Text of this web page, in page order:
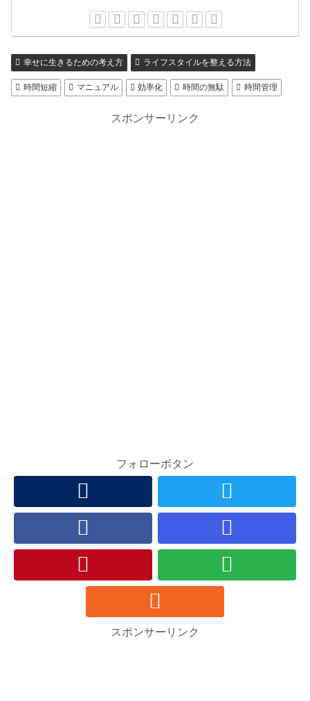
幸せに生きるための考え方 ライフスタイルを整える方法
時間短縮 マニュアル 効率化 時間の無駄 時間管理
スポンサーリンク
フォローボタン
スポンサーリンク